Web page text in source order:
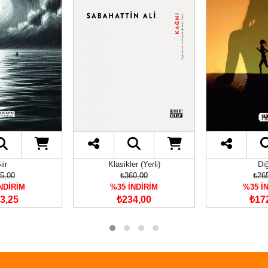
Klasikler (Yerli)
₺360,00
%35 İNDİRİM
₺234,00
%35